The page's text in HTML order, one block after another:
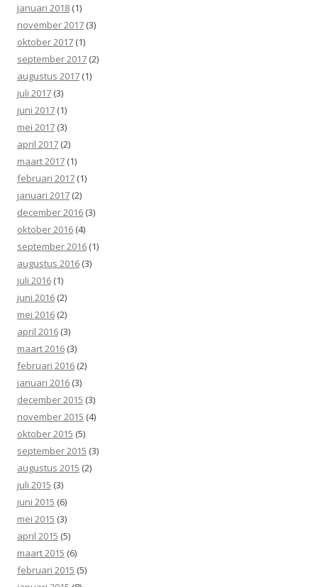
januari 2018 (1)
november 2017 (3)
oktober 2017 (1)
september 2017 (2)
augustus 2017 (1)
juli 2017 (3)
juni 2017 (1)
mei 2017 (3)
april 2017 (2)
maart 2017 (1)
februari 2017 (1)
januari 2017 (2)
december 2016 (3)
oktober 2016 (4)
september 2016 (1)
augustus 2016 (3)
juli 2016 (1)
juni 2016 (2)
mei 2016 (2)
april 2016 (3)
maart 2016 (3)
februari 2016 (2)
januari 2016 (3)
december 2015 (3)
november 2015 (4)
oktober 2015 (5)
september 2015 (3)
augustus 2015 (2)
juli 2015 (3)
juni 2015 (6)
mei 2015 (3)
april 2015 (5)
maart 2015 (6)
februari 2015 (5)